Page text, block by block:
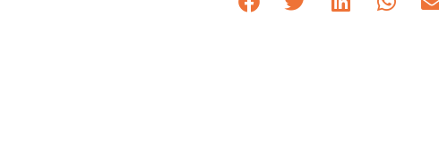
Compartilhe esse conteúdo